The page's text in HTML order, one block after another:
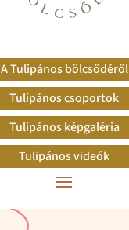
A Tulipános bölcsődéről
Tulipános csoportok
Tulipános képgaléria
Tulipános videók